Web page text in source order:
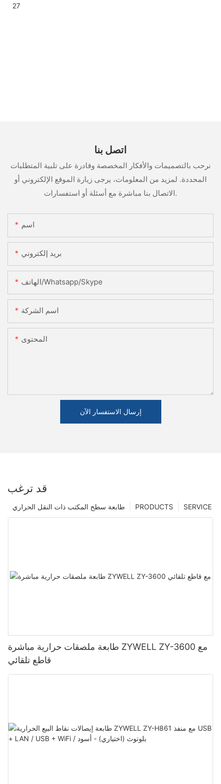
اتصل بنا
نرحب بالتصميمات والأفكار المخصصة وقادرة على تلبية المتطلبات
المحددة. لمزيد من المعلومات، يرجى زيارة الموقع الإلكتروني أو
الاتصال بنا مباشرة مع أسئلة أو استفسارات.
اسم
بريد إلكتروني
الهاتف/Whatsapp/Skype
اسم الشركة
المحتوى
إرسال الاستفسار الآن
قد ترغب
SERVICE
PRODUCTS طابعة سطح المكتب ذات النقل الحراري
طابعة ملصقات حرارية مباشرة ZYWELL ZY-3600 مع
قاطع تلقائي